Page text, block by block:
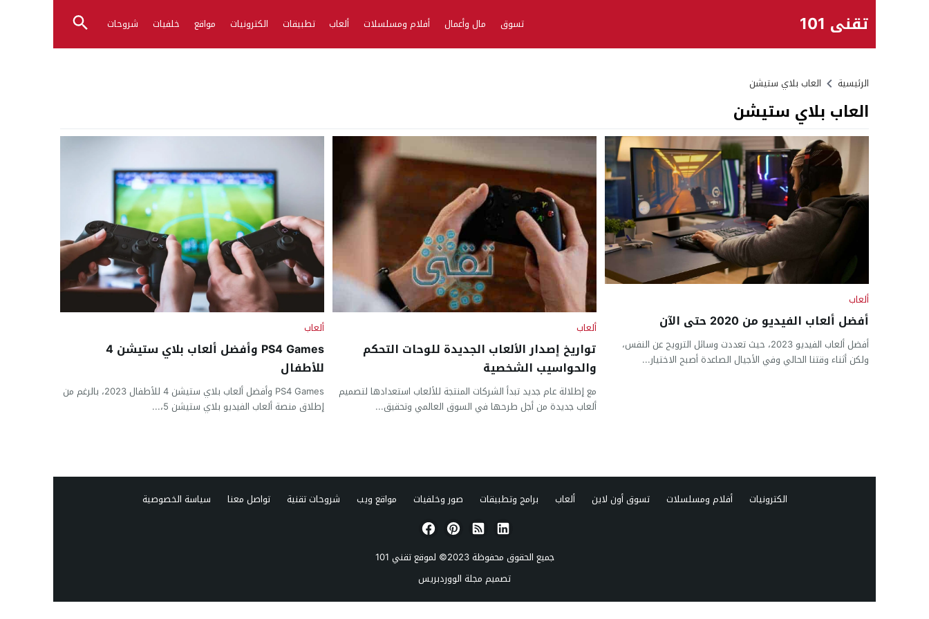
تقني 101 تسوق مال وأعمال أفلام ومسلسلات ألعاب تطبيقات الكترونيات مواقع خلفيات شروحات
الرئيسية العاب بلاي ستيشن
العاب بلاي ستيشن
ألعاب
أفضل ألعاب الفيديو من 2020 حتى الآن
أفضل ألعاب الفيديو 2023، حيث تعددت وسائل الترويح عن النفس،
ولكن أثناء وقتنا الحالي وفي الأجيال الصاعدة أصبح الاختيار...
ألعاب
تواريخ إصدار الألعاب الجديدة للوحات التحكم
والحواسيب الشخصية
مع إطلالة عام جديد تبدأ الشركات المنتجة للألعاب استعدادها لتصميم
ألعاب جديدة من أجل طرحها في السوق العالمي وتحقيق...
ألعاب
PS4 Games وأفضل ألعاب بلاي ستيشن 4
للأطفال
PS4 Games وأفضل ألعاب بلاي ستيشن 4 للأطفال 2023، بالرغم من
إطلاق منصة ألعاب الفيديو بلاي ستيشن 5،...
الكترونيات أفلام ومسلسلات تسوق أون لاين ألعاب برامج وتطبيقات صور وخلفيات مواقع ويب شروحات تقنية تواصل معنا سياسة الخصوصية
جميع الحقوق محفوظة 2023© لموقع
تقني 101
تصميم مجلة الووردبريس